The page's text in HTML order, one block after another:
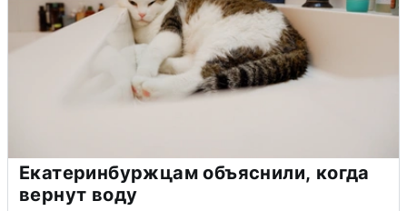
Екатеринбуржцам объяснили, когда
вернут воду